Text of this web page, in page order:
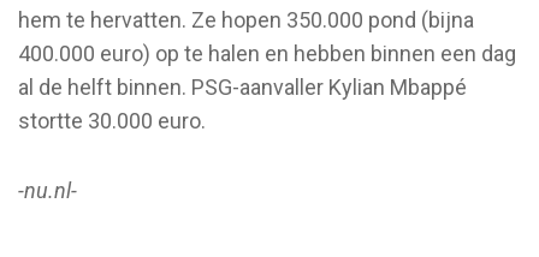
hem te hervatten. Ze hopen 350.000 pond (bijna
400.000 euro) op te halen en hebben binnen een dag
al de helft binnen. PSG-aanvaller Kylian Mbappé
stortte 30.000 euro.
-nu.nl-